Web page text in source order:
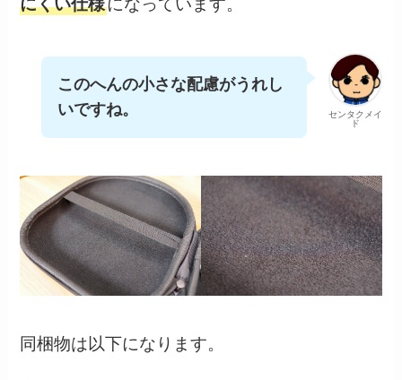
にくい仕様になっています。
センタクメイ
ド
このへんの小さな配慮がうれし
いですね。
同梱物は以下になります。